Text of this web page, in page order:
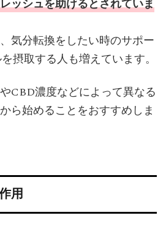
ッシュを助けるとされていま
気分転換をしたい時のサポー
摂取する人も増えています。
CBD濃度などによって異なる
ら始めることをおすすめしま
用